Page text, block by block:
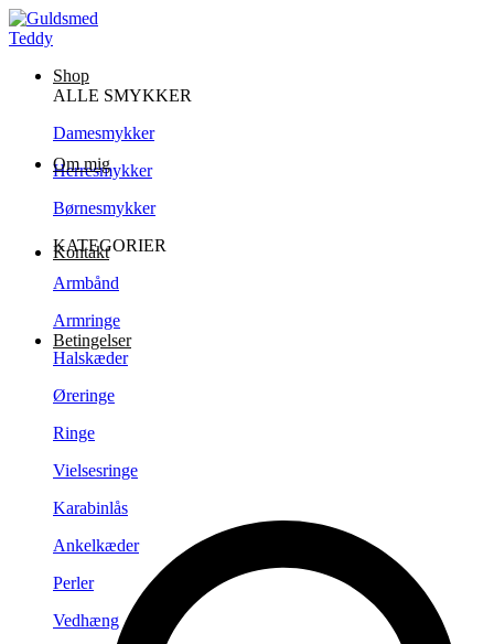
Shop
ALLE SMYKKER
Damesmykker
Herresmykker
Børnesmykker
KATEGORIER
Armbånd
Armringe
Halskæder
Øreringe
Ringe
Vielsesringe
Karabinlås
Ankelkæder
Perler
Vedhæng
Om mig
Kontakt
Betingelser